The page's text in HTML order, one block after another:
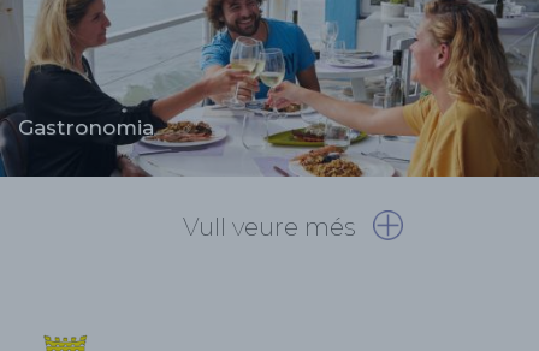
Gastronomia
Vull veure més